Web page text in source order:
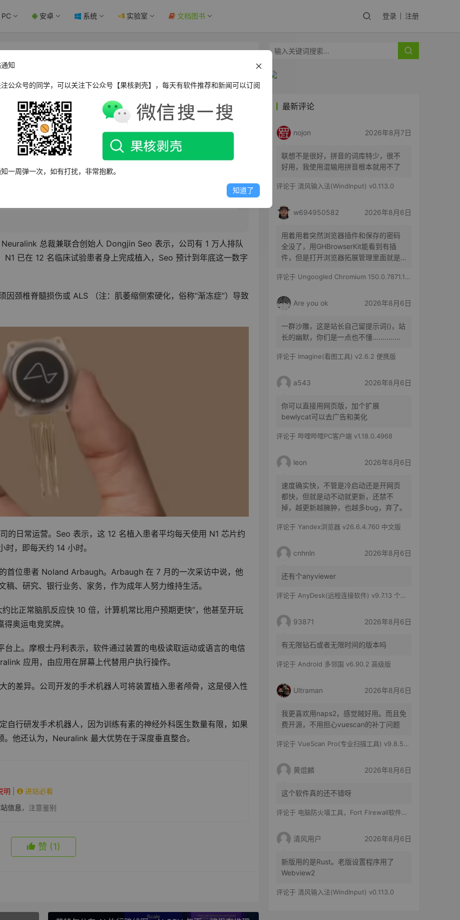
PC 安卓 系统 实验室 文档图书 登录 注册
里植入我们的 N1 脑机接口芯片 - 果核剥壳
裁Dongjin Seo称，公司有1万人排队等待植入N1脑机接口芯片，目前已
名植入者平均每天使用约7.5小时，其中一人每周超100小时。N1运行在
输到电脑执行操作。公司自行研发手术机器人，将装置植入颅骨，这是
总裁兼联合创始人 Dongjin Seo 表示，公司有 1 万人排队
已在 12 名临床试验患者身上完成植入，Seo 预计到年底这一数字
颈椎脊髓损伤或 ALS （注：肌萎缩侧索硬化，俗称“渐冻症”）导致
的日常运营。Seo 表示，这 12 名植入患者平均每天使用 N1 芯片约
，即每天约 14 小时。
首位患者 Noland Arbaugh。Arbaugh 在 7 月的一次采访中说，他
、研究、银行业务、家务，作为成年人努力维持生活。
比正常脑肌反应快 10 倍，计算机常比用户预期更快”，他甚至开玩
奥运电竞奖牌。
上。摩根士丹利表示，软件通过装置的电极读取运动或语言的电信
应用，由应用在屏幕上代替用户执行操作。
的差异。公司开发的手术机器人可将装置植入患者颅骨，这是侵入性
自行研发手术机器人，因为训练有素的神经外科医生数量有限，如果
他还认为，Neuralink 最大优势在于深度垂直整合。
明
进站必看
信息，注意鉴别
赞 (1)
最新评论
nojon 2026年8月7日
联想不是很好，拼音的词库特少，很不
好用，我使用混输用拼音根本就用不了
评论于 清风输入法(WindInput) v0.113.0
w694950582 2026年8月6日
用着用着突然浏览器插件和保存的密码
全没了，用GHBrowserKit能看到有插
件，但是打开浏览器拓展管理里面就是
评论于 Ungoogled Chromium 150.0.7871.186-1.1 果核优化便携版
Are you ok 2026年8月6日
一群沙雕，这是站长自己留提示词()，站
长的幽默，你们是一点也不懂..............
评论于 Imagine(看图工具) v2.6.2 便携版
a543 2026年8月6日
你可以直接用网页版，加个扩展
bewlycat可以去广告和美化
评论于 哔哩哔哩PC客户端 v1.18.0.4968
leon 2026年8月6日
速度确实快，不管是冷启动还是开网页
都快，但就是动不动就更新，还禁不
掉，越更新越臃肿，也越多bug，弃了。
评论于 Yandex浏览器 v26.6.4.760 中文版
cnhnln 2026年8月6日
还有个anyviewer
评论于 AnyDesk(远程连接软件) v9.7.13 个人版
93871 2026年8月6日
有无限钻石或者无限时间的版本吗
评论于 Android 多邻国 v6.90.2 高级版
Ultraman 2026年8月6日
我更喜欢用naps2，感觉贼好用。而且免
费开源，不用担心vuescan的补丁问题
评论于 VueScan Pro(专业扫描工具) v9.8.56.11 修改版
黄焜麟 2026年8月6日
这个软件真的还不错呀
评论于 电脑防火墙工具，Fort Firewall软件体验
清风用户 2026年8月6日
新版用的是Rust。老版设置程序用了
Webview2
评论于 清风输入法(WindInput) v0.113.0
知
公众号的同学，可以关注下公众号【果核剥壳】，每天有软件推荐和新闻可以订阅
一周弹一次，如有打扰，非常抱歉。
知道了